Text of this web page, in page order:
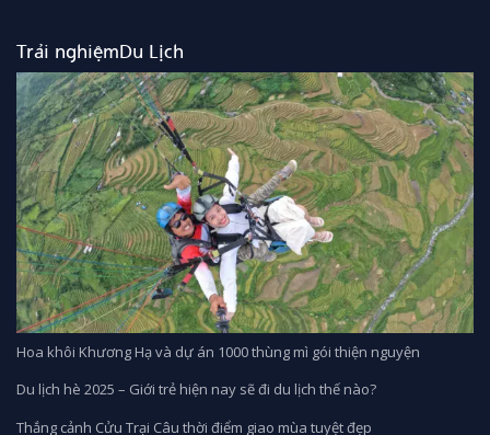
Trải nghiệmDu Lịch
Hoa khôi Khương Hạ và dự án 1000 thùng mì gói thiện nguyện
Du lịch hè 2025 – Giới trẻ hiện nay sẽ đi du lịch thế nào?
Thắng cảnh Cửu Trại Câu thời điểm giao mùa tuyệt đẹp